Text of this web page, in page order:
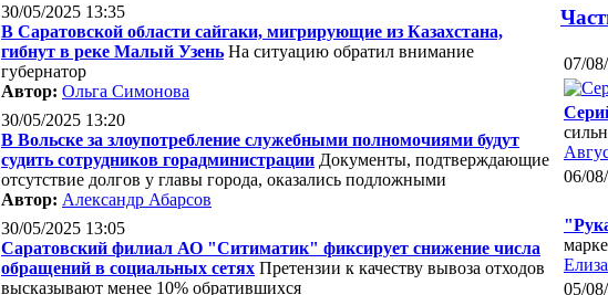
30/05/2025 13:35
В Саратовской области сайгаки, мигрирующие из Казахстана,
гибнут в реке Малый Узень На ситуацию обратил внимание
губернатор
Автор: Ольга Симонова
30/05/2025 13:20
В Вольске за злоупотребление служебными полномочиями будут
судить сотрудников горадминистрации Документы, подтверждающие
отсутствие долгов у главы города, оказались подложными
Автор: Александр Абарсов
30/05/2025 13:05
Саратовский филиал АО "Ситиматик" фиксирует снижение числа
обращений в социальных сетях Претензии к качеству вывоза отходов
высказывают менее 10% обратившихся
07/
06/
05/